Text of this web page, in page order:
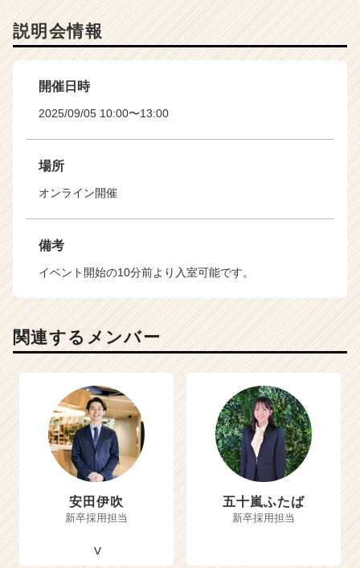
説明会情報
開催日時
2025/09/05 10:00〜13:00
場所
オンライン開催
備考
イベント開始の10分前より入室可能です。
関連するメンバー
安田伊吹
新卒採用担当
五十嵐ふたば
新卒採用担当